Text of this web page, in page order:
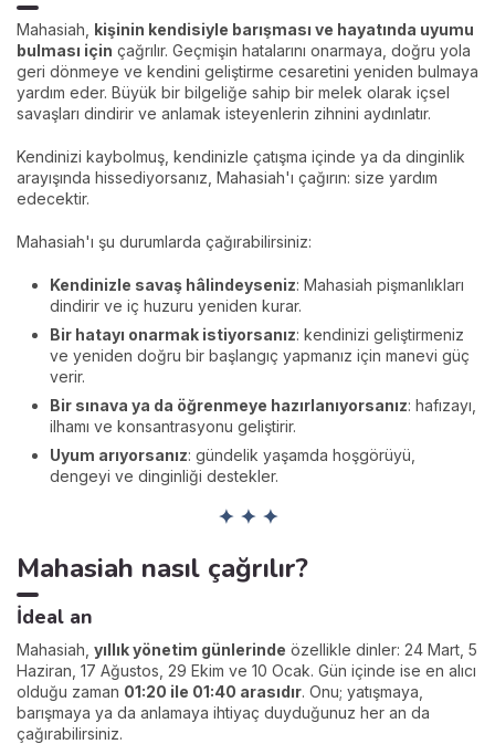
Mahasiah, kişinin kendisiyle barışması ve hayatında uyumu
bulması için çağrılır. Geçmişin hatalarını onarmaya, doğru yola
geri dönmeye ve kendini geliştirme cesaretini yeniden bulmaya
yardım eder. Büyük bir bilgeliğe sahip bir melek olarak içsel
savaşları dindirir ve anlamak isteyenlerin zihnini aydınlatır.
Kendinizi kaybolmuş, kendinizle çatışma içinde ya da dinginlik
arayışında hissediyorsanız, Mahasiah'ı çağırın: size yardım
edecektir.
Mahasiah'ı şu durumlarda çağırabilirsiniz:
Kendinizle savaş hâlindeyseniz: Mahasiah pişmanlıkları
dindirir ve iç huzuru yeniden kurar.
Bir hatayı onarmak istiyorsanız: kendinizi geliştirmeniz
ve yeniden doğru bir başlangıç yapmanız için manevi güç
verir.
Bir sınava ya da öğrenmeye hazırlanıyorsanız: hafızayı,
ilhamı ve konsantrasyonu geliştirir.
Uyum arıyorsanız: gündelik yaşamda hoşgörüyü,
dengeyi ve dinginliği destekler.
✦ ✦ ✦
Mahasiah nasıl çağrılır?
İdeal an
Mahasiah, yıllık yönetim günlerinde özellikle dinler: 24 Mart, 5
Haziran, 17 Ağustos, 29 Ekim ve 10 Ocak. Gün içinde ise en alıcı
olduğu zaman 01:20 ile 01:40 arasıdır. Onu; yatışmaya,
barışmaya ya da anlamaya ihtiyaç duyduğunuz her an da
çağırabilirsiniz.